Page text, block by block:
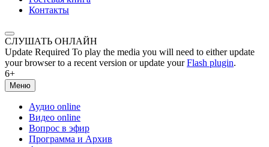
Контакты
СЛУШАТЬ ОНЛАЙН
Update Required To play the media you will need to either update
your browser to a recent version or update yourFlash plugin.
6+
Меню
Аудио online
Видео online
Вопрос в эфир
Программа и Архив